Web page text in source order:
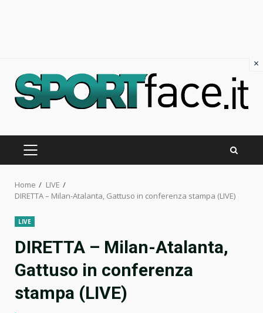
content
PRIMARY
Home
LIVE
DIRETTA – Milan-Atalanta, Gattuso in conferenza stampa (LIVE)
LIVE
DIRETTA – Milan-Atalanta,
Gattuso in conferenza
stampa (LIVE)
×